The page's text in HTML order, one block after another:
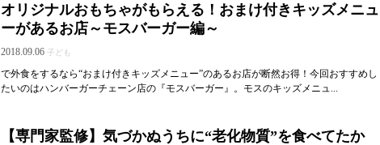
オリジナルおもちゃがもらえる！おまけ付きキッズメニュ
ーがあるお店～モスバーガー編～
2018.09.06 子ども
で外食をするなら“おまけ付きキッズメニュー”のあるお店が断然お得！今回おすすめし
たいのはハンバーガーチェーン店の『モスバーガー』。モスのキッズメニュ...
【専門家監修】気づかぬうちに“老化物質”を食べてたか